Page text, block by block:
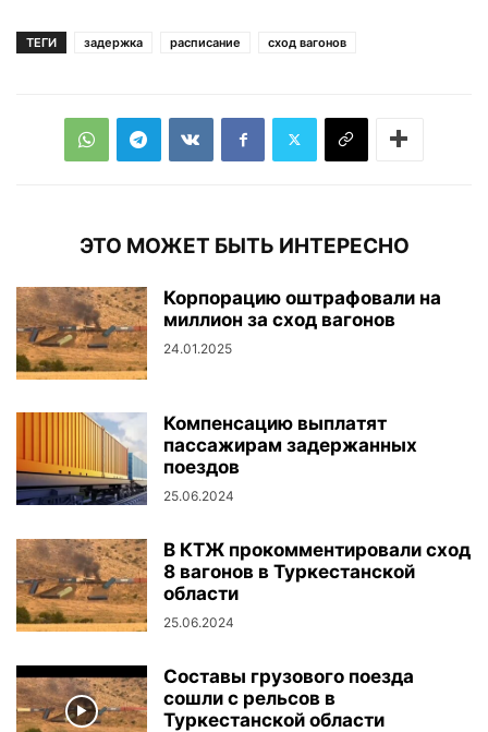
ТЕГИ задержка расписание сход вагонов
ЭТО МОЖЕТ БЫТЬ ИНТЕРЕСНО
Корпорацию оштрафовали на
миллион за сход вагонов
24.01.2025
Компенсацию выплатят
пассажирам задержанных
поездов
25.06.2024
В КТЖ прокомментировали сход
8 вагонов в Туркестанской
области
25.06.2024
Составы грузового поезда
сошли с рельсов в
Туркестанской области